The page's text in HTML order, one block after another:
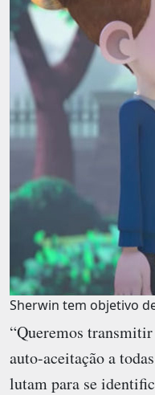
Sherwin tem objetivo
“Queremos
auto-aceitação a
lutam para se